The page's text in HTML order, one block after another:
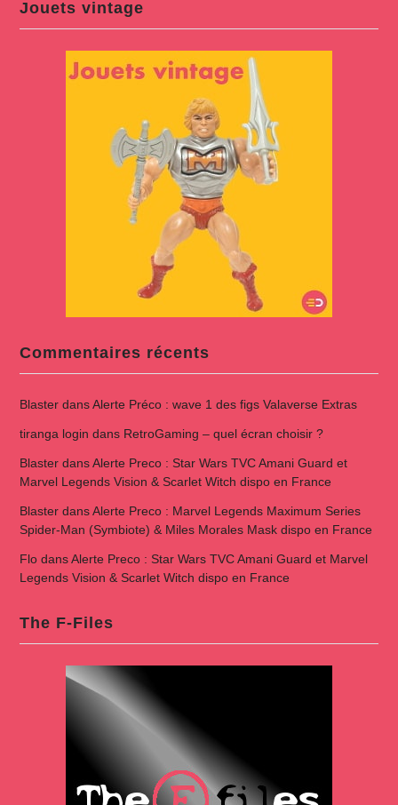
Jouets vintage
Commentaires récents
BlasterdansAlerte Préco : wave 1 des figs Valaverse Extras
tiranga login dans RetroGaming – quel écran choisir ?
BlasterdansAlerte Preco : Star Wars TVC Amani Guard et
Marvel Legends Vision & Scarlet Witch dispo en France
BlasterdansAlerte Preco : Marvel Legends Maximum Series
Spider-Man (Symbiote) & Miles Morales Mask dispo en France
FlodansAlerte Preco : Star Wars TVC Amani Guard et Marvel
Legends Vision & Scarlet Witch dispo en France
The F-Files